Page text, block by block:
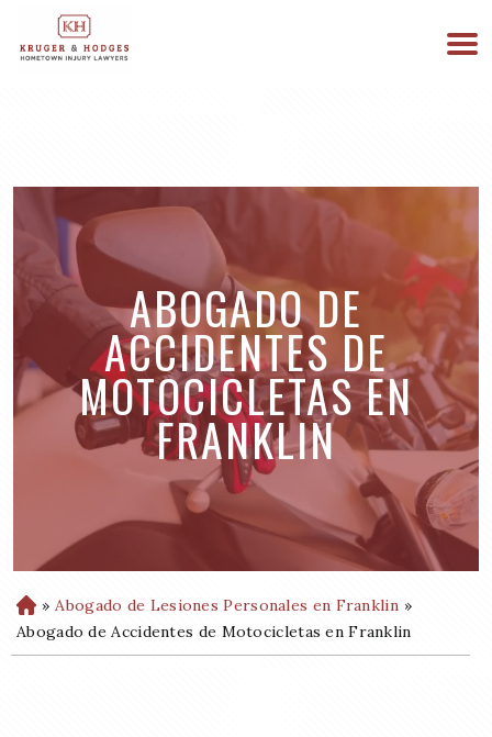
ESTAMOS DISPONIBLES 24/7
ABOGADO DE
ACCIDENTES DE
MOTOCICLETAS EN
FRANKLIN
H
o
m
» Abogado de Lesiones Personales en Franklin »
Abogado de Accidentes de Motocicletas en Franklin